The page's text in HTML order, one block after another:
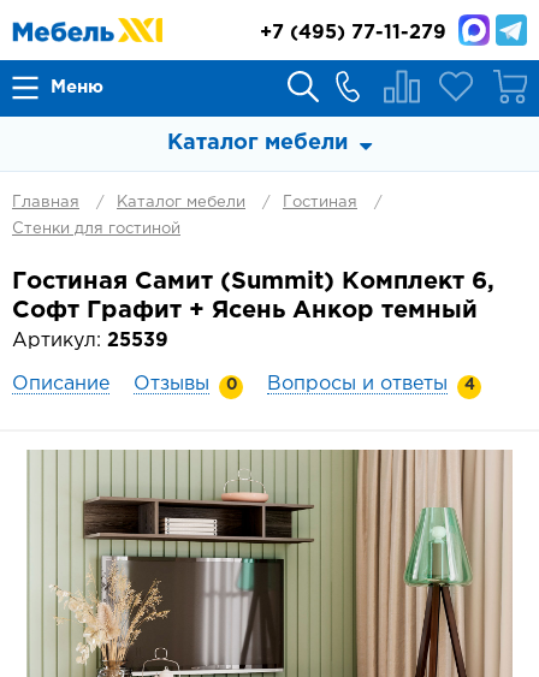
Меню
+7 (495) 77-11-279
Каталог мебели
Главная Каталог мебели
Гостиная
Стенки для гостиной
Гостиная Самит (Summit) Комплект 6,
Софт Графит + Ясень Анкор темный
Артикул: 25539
Описание Отзывы 0 Вопросы и ответы 4